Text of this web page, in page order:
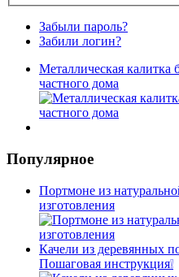
Забыли пароль?
Забили логин?
Металлическая калитка
частного дома
Популярное
Портмоне из
изготовления
Качели из деревянных
Пошаговая инструкция❕